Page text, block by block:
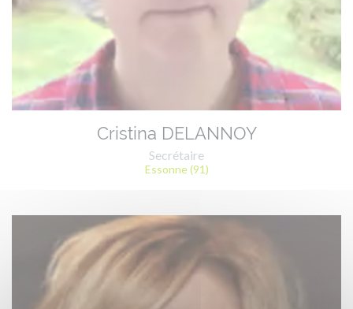
Cristina DELANNOY
Secrétaire
Essonne (91)